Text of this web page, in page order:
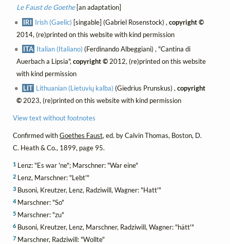
Le Faust de Goethe[an adaptation]
IRI Irish (Gaelic) [singable] (Gabriel Rosenstock) ,copyright ©
2014, (re)printed on this website with kind permission
ITA Italian (Italiano) (Ferdinando Albeggiani) , "Cantina di
Auerbach a Lipsia", copyright ©2012, (re)printed on this website
with kind permission
LIT Lithuanian (Lietuvių kalba) (Giedrius Prunskus) ,copyright
©2023, (re)printed on this website with kind permission
View text without footnotes
Confirmed withGoethes Faust, ed. by Calvin Thomas, Boston, D.
C. Heath & Co., 1899, page 95.
1Lenz: "Es war 'ne"; Marschner: "War eine"
2Lenz, Marschner: "Lebt'"
3Busoni, Kreutzer, Lenz, Radziwill, Wagner: "Hatt'"
4Marschner: "So"
5Marschner: "zu"
6Busoni, Kreutzer, Lenz, Marschner, Radziwill, Wagner: "hätt'"
7Marschner, Radziwill: "Wollte"